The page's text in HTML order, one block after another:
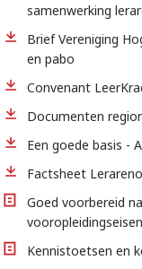
samenwerking
Brief Vereniging
en pabo
Convenant
Documenten
Een goede basis -
Factsheet
Goed voorbereid
vooropleidingseisen
Kennistoetsen en